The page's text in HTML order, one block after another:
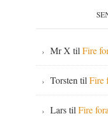
Mr X tilFire
Torsten tilFire
LarstilFire